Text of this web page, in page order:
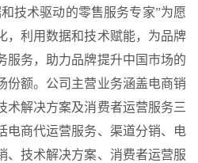
技术驱动的零售服务专家”为愿
，利用数据和技术赋能，为品牌
服务，助力品牌提升中国市场的
份额。公司主营业务涵盖电商销
术解决方案及消费者运营服务三
电商代运营服务、渠道分销、电
、技术解决方案、消费者运营服